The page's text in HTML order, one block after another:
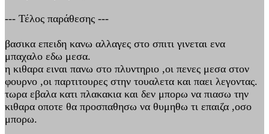
--- Τέλος παράθεσης ---
βασικα επειδη κανω αλλαγες στο σπιτι γινεται ενα
μπαχαλο εδω μεσα.
η κιθαρα ειναι πανω στο πλυντηριο ,οι πενες μεσα στον
φουρνο ,οι παρτιτουρες στην τουαλετα και παει λεγοντας.
τωρα εβαλα κατι πλακακια και δεν μπορω να πιασω την
κιθαρα οποτε θα προσπαθησω να θυμηθω τι επαιζα ,οσο
μπορω.